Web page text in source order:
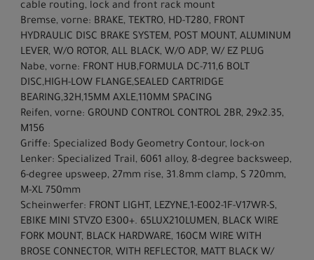
cable routing, lock and front rack mount
Bremse, vorne: BRAKE, TEKTRO, HD-T280, FRONT
HYDRAULIC DISC BRAKE SYSTEM, POST MOUNT, ALUMINUM
LEVER, W/O ROTOR, ALL BLACK, W/O ADP, W/ EZ PLUG
Nabe, vorne: FRONT HUB,FORMULA DC-711,6 BOLT
DISC,HIGH-LOW FLANGE,SEALED CARTRIDGE
BEARING,32H,15MM AXLE,110MM SPACING
Reifen, vorne: GROUND CONTROL CONTROL 2BR, 29x2.35,
M156
Griffe: Specialized Body Geometry Contour, lock-on
Lenker: Specialized Trail, 6061 alloy, 8-degree backsweep,
6-degree upsweep, 27mm rise, 31.8mm clamp, S 720mm,
M-XL 750mm
Scheinwerfer: FRONT LIGHT, LEZYNE,1-E002-1F-V17WR-S,
EBIKE MINI STVZO E300+. 65LUX210LUMEN, BLACK WIRE
FORK MOUNT, BLACK HARDWARE, 160CM WIRE WITH
BROSE CONNECTOR, WITH REFLECTOR, MATT BLACK W/